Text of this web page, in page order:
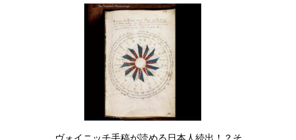
ヴォイニッチ手稿が読める日本人続出！？そ